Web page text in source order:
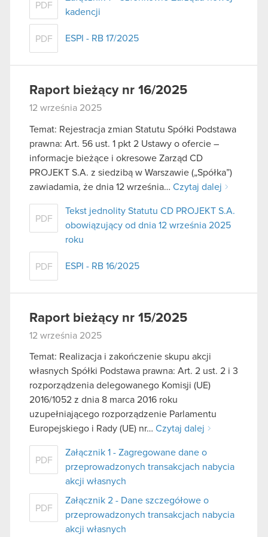
PDF
kadencji
PDF ESPI - RB 17/2025
Raport bieżący nr 16/2025
12 września 2025
Temat: Rejestracja zmian Statutu Spółki Podstawa
prawna: Art. 56 ust. 1 pkt 2 Ustawy o ofercie –
informacje bieżące i okresowe Zarząd CD
PROJEKT S.A. z siedzibą w Warszawie („Spółka”)
zawiadamia, że dnia 12 września… Czytaj dalej
PDF
Tekst jednolity Statutu CD PROJEKT S.A.
obowiązujący od dnia 12 września 2025
roku
PDF ESPI - RB 16/2025
Raport bieżący nr 15/2025
12 września 2025
Temat: Realizacja i zakończenie skupu akcji
własnych Spółki Podstawa prawna: Art. 2 ust. 2 i 3
rozporządzenia delegowanego Komisji (UE)
2016/1052 z dnia 8 marca 2016 roku
uzupełniającego rozporządzenie Parlamentu
Europejskiego i Rady (UE) nr… Czytaj dalej
PDF
Załącznik 1 - Zagregowane dane o
przeprowadzonych transakcjach nabycia
akcji własnych
PDF
Załącznik 2 - Dane szczegółowe o
przeprowadzonych transakcjach nabycia
akcji własnych